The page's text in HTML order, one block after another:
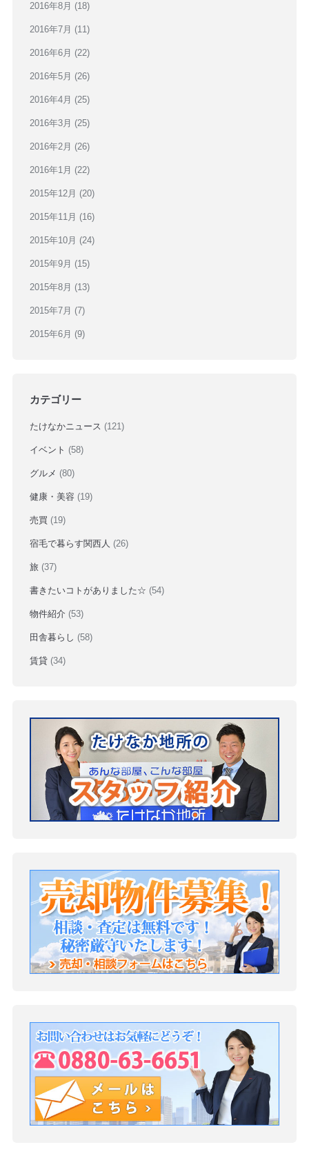
2016年8月 (18)
2016年7月 (11)
2016年6月 (22)
2016年5月 (26)
2016年4月 (25)
2016年3月 (25)
2016年2月 (26)
2016年1月 (22)
2015年12月 (20)
2015年11月 (16)
2015年10月 (24)
2015年9月 (15)
2015年8月 (13)
2015年7月 (7)
2015年6月 (9)
カテゴリー
たけなかニュース (121)
イベント (58)
グルメ (80)
健康・美容 (19)
売買 (19)
宿毛で暮らす関西人 (26)
旅 (37)
書きたいコトがありました☆ (54)
物件紹介 (53)
田舎暮らし (58)
賃貸 (34)